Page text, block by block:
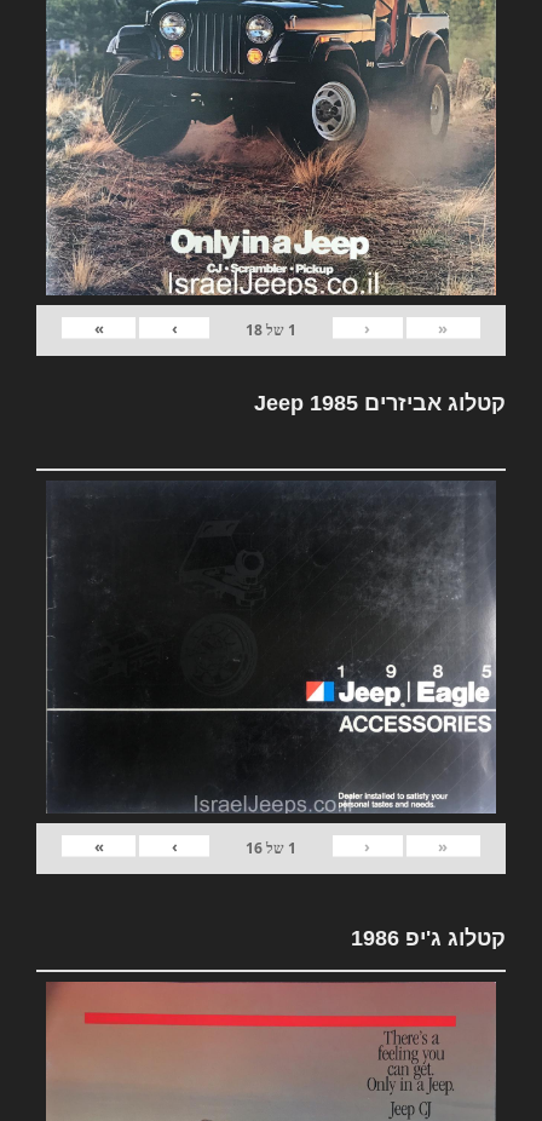
«
‹
1 של18
›
»
קטלוג אביזרים Jeep 1985
«
‹
1 של16
›
»
קטלוג ג'יפ 1986